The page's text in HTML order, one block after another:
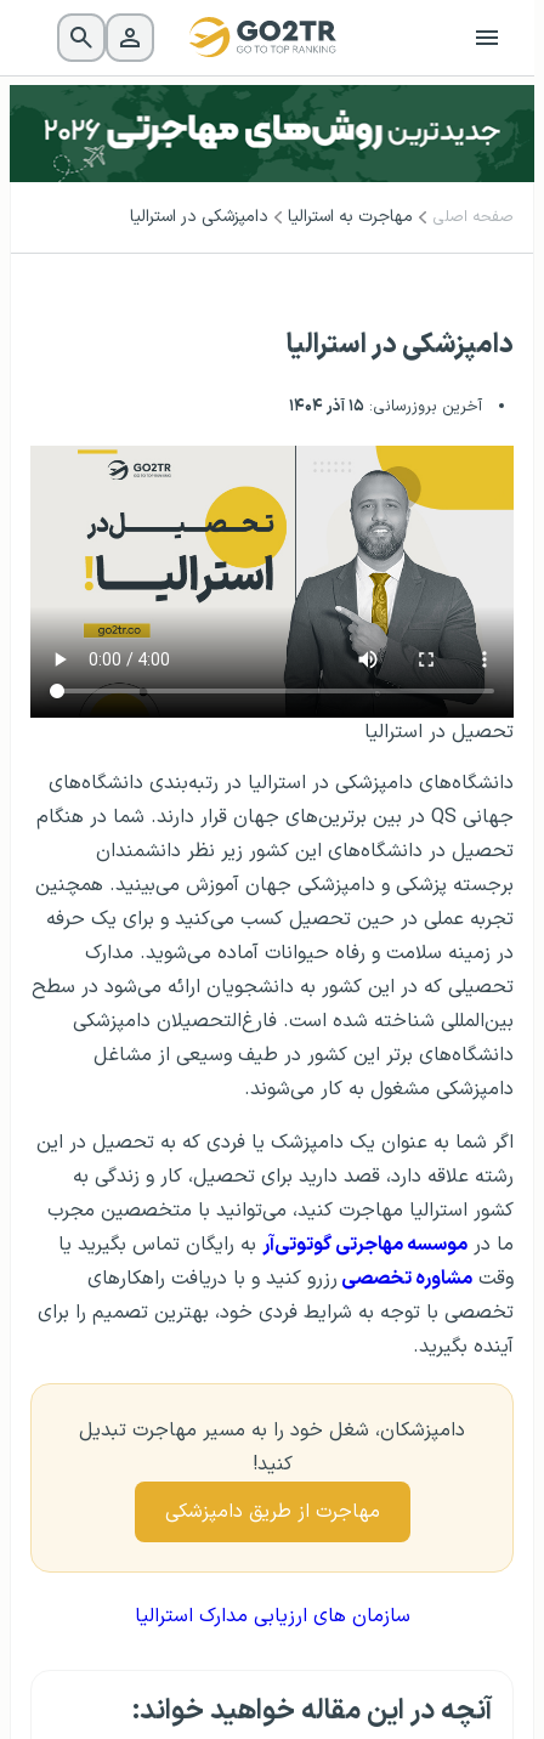
صفحه اصلی مهاجرت به استرالیا دامپزشکی در استرالیا
دامپزشکی در استرالیا
آخرین بروزرسانی: ۱۵ آذر ۱۴۰۴
تحصیل در استرالیا
دانشگاه‌های دامپزشکی در استرالیا در رتبه‌بندی دانشگاه‌های
جهانی QS در بین برترین‌های جهان قرار دارند. شما در هنگام
تحصیل در دانشگاه‌های این کشور زیر نظر دانشمندان
برجسته پزشکی و دامپزشکی جهان آموزش می‌بینید. همچنین
تجربه عملی در حین تحصیل کسب می‌کنید و برای یک حرفه
در زمینه سلامت و رفاه حیوانات آماده می‌شوید. مدارک
تحصیلی که در این کشور به دانشجویان ارائه می‌شود در سطح
بین‌المللی شناخته شده است. فارغ‌التحصیلان دامپزشکی
دانشگاه‌های برتر این کشور در طیف وسیعی از مشاغل
دامپزشکی مشغول به کار می‌شوند.
اگر شما به عنوان یک دامپزشک یا فردی که به تحصیل در این
رشته‌ علاقه دارد، قصد دارید برای تحصیل، کار و زندگی به
کشور استرالیا مهاجرت کنید، می‌توانید با متخصصین مجرب
ما در موسسه مهاجرتی گو‌تو‌تی‌آر به رایگان تماس بگیرید یا
وقت مشاوره تخصصی
رزرو کنید و با دریافت راهکا‎‌رهای
تخصصی با توجه به شرایط فردی خود، بهترین تصمیم را برای
آینده بگیرید.
دامپزشکان، شغل خود را به مسیر مهاجرت تبدیل
کنید!
مهاجرت از طریق دامپزشکی
سازمان‌ های ارزیابی مدارک استرالیا
آنچه در این مقاله خواهید خواند: